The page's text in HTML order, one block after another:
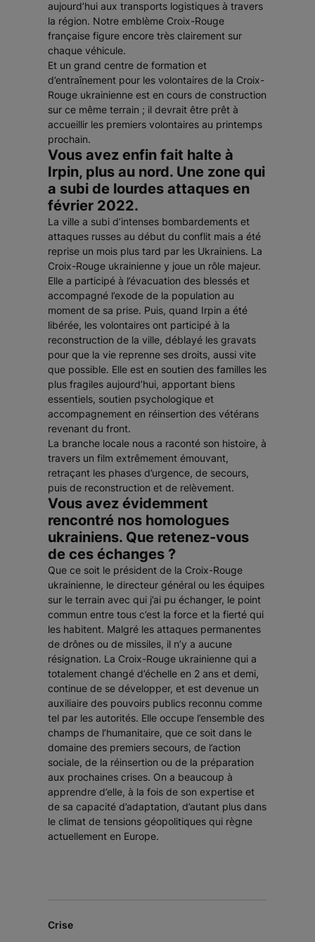
aujourd’hui aux transports logistiques à travers
la région. Notre emblème Croix-Rouge
française figure encore très clairement sur
chaque véhicule.
Et un grand centre de formation et
d’entraînement pour les volontaires de la Croix-
Rouge ukrainienne est en cours de construction
sur ce même terrain ; il devrait être prêt à
accueillir les premiers volontaires au printemps
prochain.
Vous avez enfin fait halte à
Irpin, plus au nord. Une zone qui
a subi de lourdes attaques en
février 2022.
La ville a subi d’intenses bombardements et
attaques russes au début du conflit mais a été
reprise un mois plus tard par les Ukrainiens. La
Croix-Rouge ukrainienne y joue un rôle majeur.
Elle a participé à l’évacuation des blessés et
accompagné l’exode de la population au
moment de sa prise. Puis, quand Irpin a été
libérée, les volontaires ont participé à la
reconstruction de la ville, déblayé les gravats
pour que la vie reprenne ses droits, aussi vite
que possible. Elle est en soutien des familles les
plus fragiles aujourd’hui, apportant biens
essentiels, soutien psychologique et
accompagnement en réinsertion des vétérans
revenant du front.
La branche locale nous a raconté son histoire, à
travers un film extrêmement émouvant,
retraçant les phases d’urgence, de secours,
puis de reconstruction et de relèvement.
Vous avez évidemment
rencontré nos homologues
ukrainiens. Que retenez-vous
de ces échanges ?
Que ce soit le président de la Croix-Rouge
ukrainienne, le directeur général ou les équipes
sur le terrain avec qui j’ai pu échanger, le point
commun entre tous c’est la force et la fierté qui
les habitent. Malgré les attaques permanentes
de drônes ou de missiles, il n’y a aucune
résignation. La Croix-Rouge ukrainienne qui a
totalement changé d’échelle en 2 ans et demi,
continue de se développer, et est devenue un
auxiliaire des pouvoirs publics reconnu comme
tel par les autorités. Elle occupe l’ensemble des
champs de l’humanitaire, que ce soit dans le
domaine des premiers secours, de l’action
sociale, de la réinsertion ou de la préparation
aux prochaines crises. On a beaucoup à
apprendre d’elle, à la fois de son expertise et
de sa capacité d’adaptation, d’autant plus dans
le climat de tensions géopolitiques qui règne
actuellement en Europe.
Crise